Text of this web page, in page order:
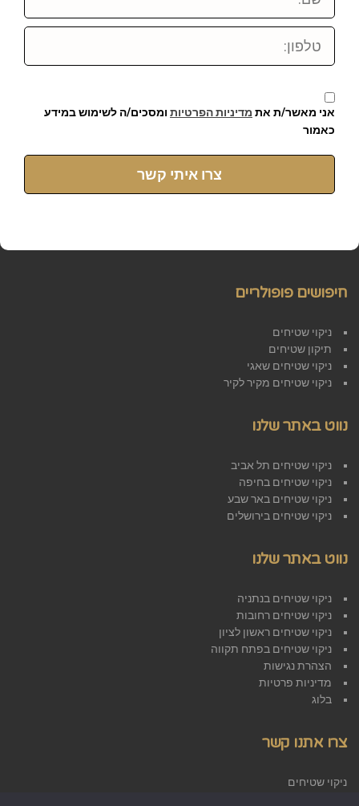
טלפון:
אני מאשר/ת את מדיניות הפרטיות ומסכים/ה לשימוש במידע
כאמור
צרו איתי קשר
חיפושים פופולריים
ניקוי שטיחים
תיקון שטיחים
ניקוי שטיחים שאגי
ניקוי שטיחים מקיר לקיר
נווט באתר שלנו
ניקוי שטיחים תל אביב
ניקוי שטיחים בחיפה
ניקוי שטיחים באר שבע
ניקוי שטיחים בירושלים
נווט באתר שלנו
ניקוי שטיחים בנתניה
ניקוי שטיחים רחובות
ניקוי שטיחים ראשון לציון
ניקוי שטיחים בפתח תקווה
הצהרת נגישות
מדיניות פרטיות
בלוג
צרו אתנו קשר
ניקוי שטיחים